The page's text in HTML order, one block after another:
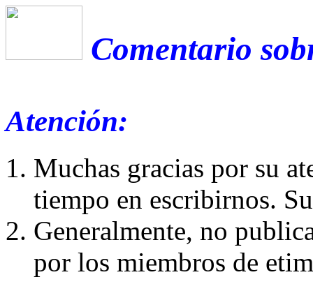
Comentario
Atención:
Muchas gracias por su
tiempo en escribirnos.
Generalmente, no
por los miembros de